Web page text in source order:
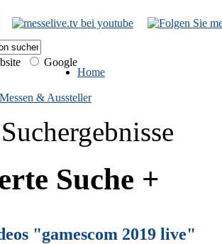
Google
Home
& Aussteller
Suchergebnisse
Suche +
"gamescom 2019 live"